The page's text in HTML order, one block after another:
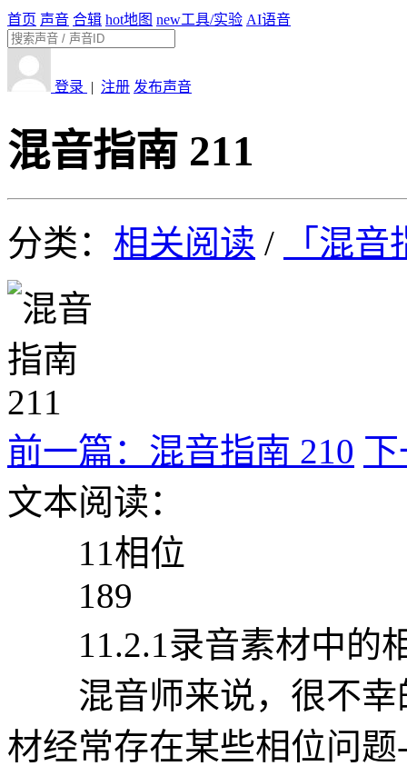
首页 声音 合辑 hot地图 new工具/实验 AI语音
登录 | 注册 发布声音
混音指南 211
分类： 相关阅读 / 「混
前一篇：混音指南 210
文本阅读：
11相位
189
11.2.1录音素材中的
混音师来说，很不幸
材经常存在某些相位问